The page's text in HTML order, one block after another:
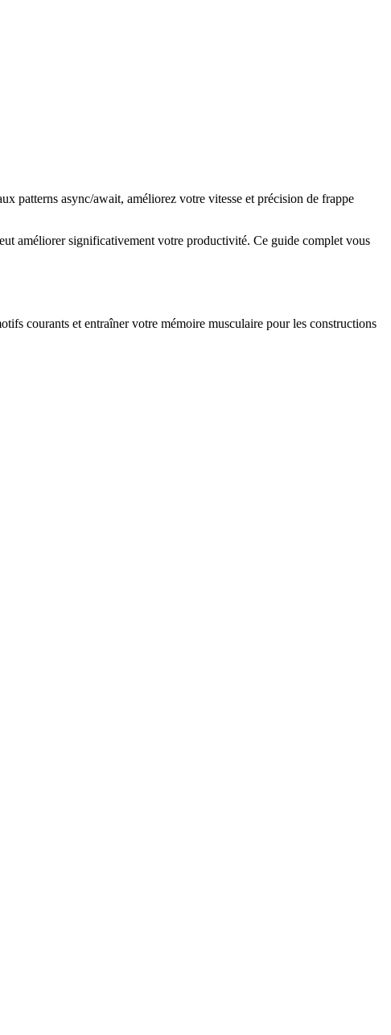
patterns async/await, améliorez votre vitesse et précision de frappe
améliorer significativement votre productivité. Ce guide complet vous
courants et entraîner votre mémoire musculaire pour les constructions